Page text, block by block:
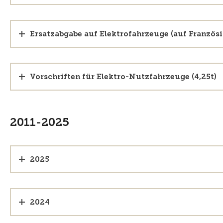
Ersatzabgabe auf Elektrofahrzeuge (auf
Vorschriften für Elektro-Nutzfahrzeuge (4,25t)
2011-2025
2025
2024